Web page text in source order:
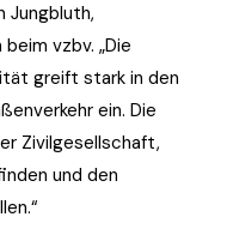
Jungbluth,
vzbv. „Die
greift stark in den
ein. Die
Zivilgesellschaft,
und den